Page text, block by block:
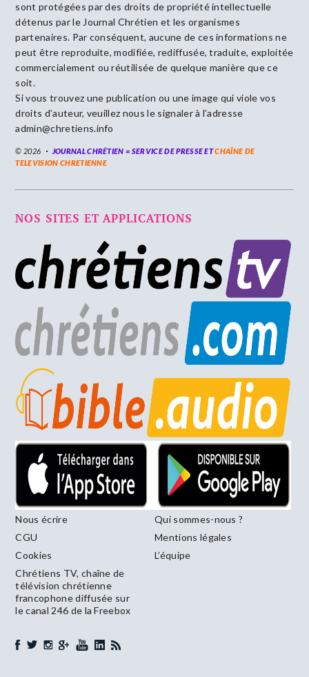
sont protégées par des droits de propriété intellectuelle
détenus par le Journal Chrétien et les organismes
partenaires. Par conséquent, aucune de ces informations ne
peut être reproduite, modifiée, rediffusée, traduite, exploitée
commercialement ou réutilisée de quelque manière que ce
soit.
Si vous trouvez une publication ou une image qui viole vos
droits d’auteur, veuillez nous le signaler à l’adresse
admin@chretiens.info
© 2026 JOURNAL CHRÉTIEN = SERVICE DE PRESSE ETCHAÎNE DE
TELEVISION CHRETIENNE
NOS SITES ET APPLICATIONS
Nous écrire
Qui sommes-nous ?
CGU
Mentions légales
Cookies
L’équipe
Chrétiens TV, chaîne de
télévision chrétienne
francophone diffusée sur
le canal 246 de la Freebox